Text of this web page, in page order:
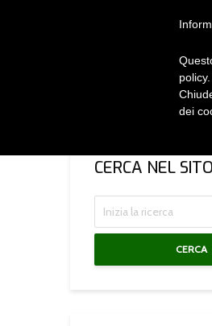
CERCA NEL SITO
CERCA
dei